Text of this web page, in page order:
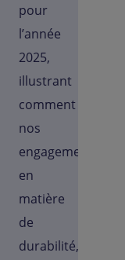
pour
l’année
2025,
illustrant
comment
nos
engagements
en
matière
de
durabilité,